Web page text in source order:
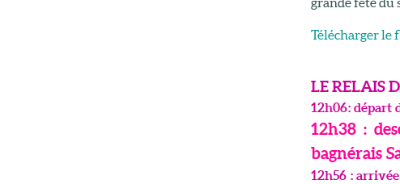
Télécharger le
LE RELAIS
12h06 : départ
12h38 :
bagnérais
12h56 :